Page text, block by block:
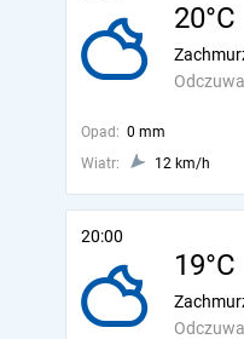
20°C
Opad: 0 mm
Wiatr:
12 km/h
20:00
19°C